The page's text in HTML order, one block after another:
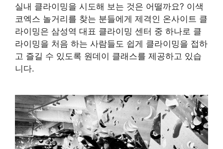
실내 클라이밍을 시도해 보는 것은 어떨까요? 이색
코엑스 놀거리를 찾는 분들에게 제격인 온사이트 클
라이밍은 삼성역 대표 클라이밍 센터 중 하나로 클
라이밍을 처음 하는 사람들도 쉽게 클라이밍을 접하
고 즐길 수 있도록 원데이 클래스를 제공하고 있습
니다.